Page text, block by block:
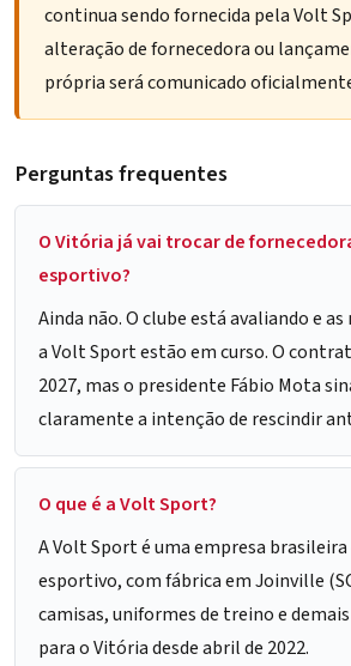
continua sendo fornecida pela Volt
alteração de fornecedora ou
própria será comunicado
Perguntas frequentes
O Vitória já vai trocar de
esportivo?
Ainda não. O clube está avaliando e
a Volt Sport estão em curso. O
2027, mas o presidente Fábio Mota
claramente a intenção de rescindir
O que é a Volt Sport?
A Volt Sport é uma empresa
esportivo, com fábrica em Joinville
camisas, uniformes de treino e
para o Vitória desde abril de 2022.